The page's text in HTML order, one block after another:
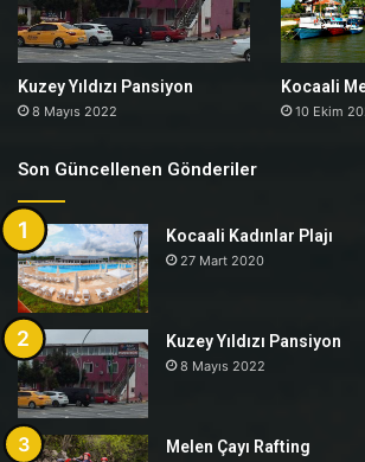
Kuzey Yıldızı Pansiyon
8 Mayıs 2022
Kocaali
10 Ekim
Son Güncellenen Gönderiler
Kocaali Kadınlar Plajı
27 Mart 2020
Kuzey Yıldızı Pansiyon
8 Mayıs 2022
Melen Çayı Rafting